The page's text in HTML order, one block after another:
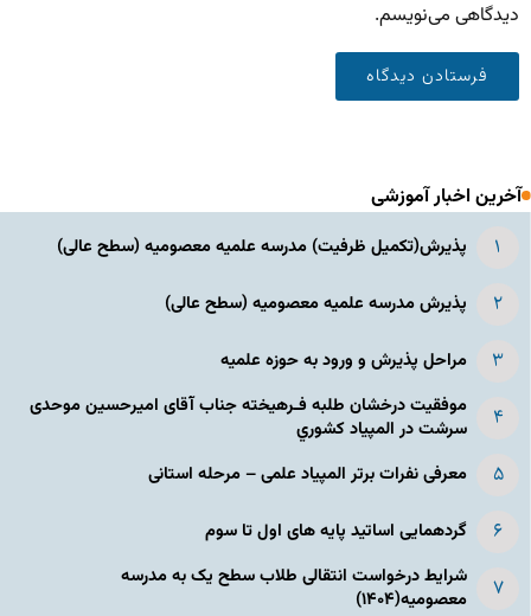
دیدگاهی می‌نویسم.
آخرین اخبار آموزشی
پذیرش(تکمیل ظرفیت) مدرسه علمیه معصومیه‌ (سطح عالی)
پذیرش مدرسه علمیه معصومیه‌ (سطح عالی)
مراحل پذیرش و ورود به حوزه علمیه
موفقیت درخشان طلبه فـرهیخته جناب آقای امیرحسین موحدی
سرشت در المپياد كشوري
معرفی نفرات برتر المپیاد علمی – مرحله استانی
گردهمایی اساتید پایه های اول تا سوم
شرایط درخواست انتقالی طلاب سطح یک به مدرسه
معصومیه(۱۴۰۴)